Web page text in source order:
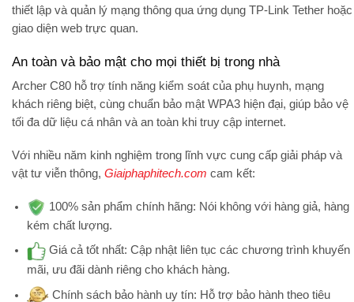
thiết lập và quản lý mạng thông qua ứng dụng TP-Link Tether hoặc
giao diện web trực quan.
An toàn và bảo mật cho mọi thiết bị trong nhà
Archer C80 hỗ trợ tính năng kiểm soát của phụ huynh, mạng
khách riêng biệt, cùng chuẩn bảo mật WPA3 hiện đại, giúp bảo vệ
tối đa dữ liệu cá nhân và an toàn khi truy cập internet.
Với nhiều năm kinh nghiệm trong lĩnh vực cung cấp giải pháp và
vật tư viễn thông, Giaiphaphitech.com cam kết:
100% sản phẩm chính hãng: Nói không với hàng giả, hàng
kém chất lượng.
Giá cả tốt nhất: Cập nhật liên tục các chương trình khuyến
mãi, ưu đãi dành riêng cho khách hàng.
Chính sách bảo hành uy tín: Hỗ trợ bảo hành theo tiêu